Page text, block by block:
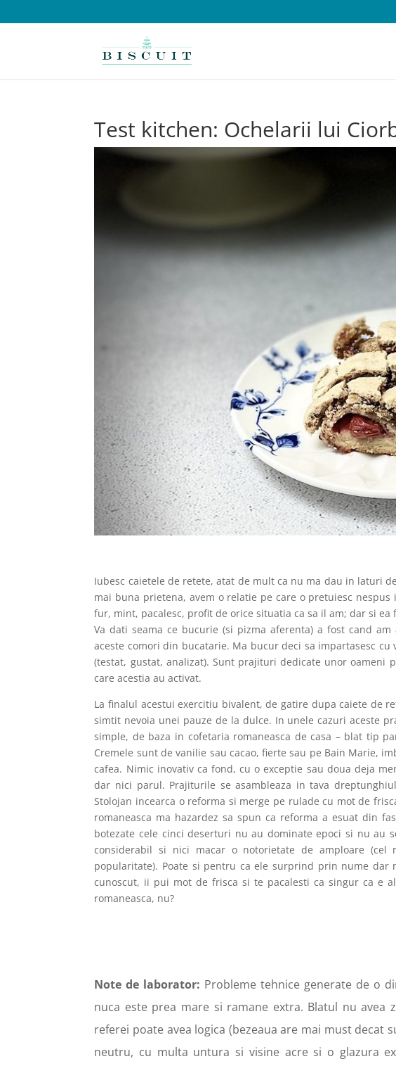
Test kitchen: Ochelarii lui
Iubesc caietele de retete, atat de mult ca nu ma dau in laturi
mai buna prietena, avem o relatie pe care o pretuiesc
fur, mint, pacalesc, profit de orice situatia ca sa il am; dar si
Va dati seama ce bucurie (si pizma aferenta) a fost cand
aceste comori din bucatarie. Ma bucur deci sa impartasesc
(testat, gustat, analizat). Sunt prajituri dedicate unor
care acestia au activat.
La finalul acestui exercitiu bivalent, de gatire dupa caiete de
simtit nevoia unei pauze de la dulce. In unele cazuri aceste
simple, de baza in cofetaria romaneasca de casa – blat tip
Cremele sunt de vanilie sau cacao, fierte sau pe Bain Marie,
cafea. Nimic inovativ ca fond, cu o exceptie sau doua deja
dar nici parul. Prajiturile se asambleaza in tava
Stolojan incearca o reforma si merge pe rulade cu mot de
romaneasca ma hazardez sa spun ca reforma a esuat din
botezate cele cinci deserturi nu au dominate epoci si nu au
considerabil si nici macar o notorietate de amploare
popularitate). Poate si pentru ca ele surprind prin nume
cunoscut, ii pui mot de frisca si te pacalesti ca singur ca e
romaneasca, nu?
Note de laborator: Probleme tehnice generate de o
nuca este prea mare si ramane extra. Blatul nu avea
referei poate avea logica (bezeaua are mai must
neutru, cu multa untura si visine acre si o glazura